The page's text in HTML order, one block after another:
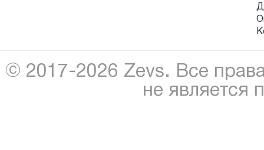
© 2017-2026 Zevs. Все
не является